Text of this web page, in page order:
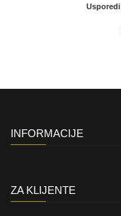
Usporedi
INFORMACIJE
ZA KLIJENTE